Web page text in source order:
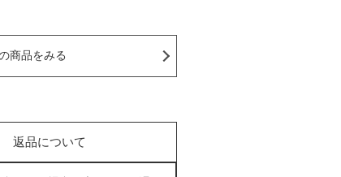
商品をみる
返品について